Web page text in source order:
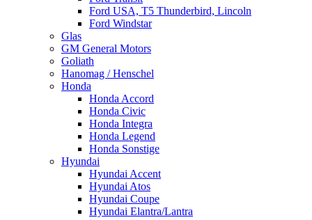
Ford USA, T5 Thunderbird, Lincoln
Ford Windstar
Glas
GM General Motors
Goliath
Hanomag / Henschel
Honda
Honda Accord
Honda Civic
Honda Integra
Honda Legend
Honda Sonstige
Hyundai
Hyundai Accent
Hyundai Atos
Hyundai Coupe
Hyundai Elantra/Lantra